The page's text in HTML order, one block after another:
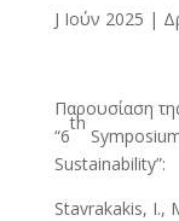
J Ιούν 2025 |
Παρουσίαση
“6
th
Sustainability”:
Stavrakakis, I.,